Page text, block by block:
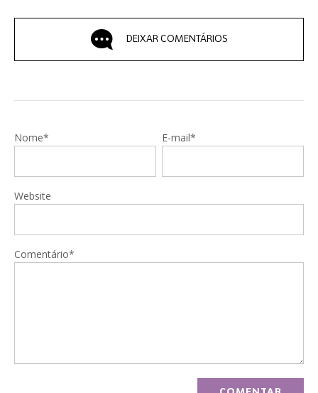
DEIXAR COMENTÁRIOS
Nome* E-mail*
Website
Comentário*